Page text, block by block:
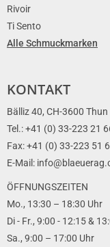
Rivoir
Ti Sento
Alle Schmuckmarken
KONTAKT
Bälliz 40, CH-3600 Thun
Tel.: +41 (0) 33-223 21
Fax: +41 (0) 33-223 51
E-Mail:
ÖFFNUNGSZEITEN
Mo., 13:30 – 18:30 Uhr
Di - Fr., 9:00 - 12:15 &
Sa., 9:00 – 17:00 Uhr